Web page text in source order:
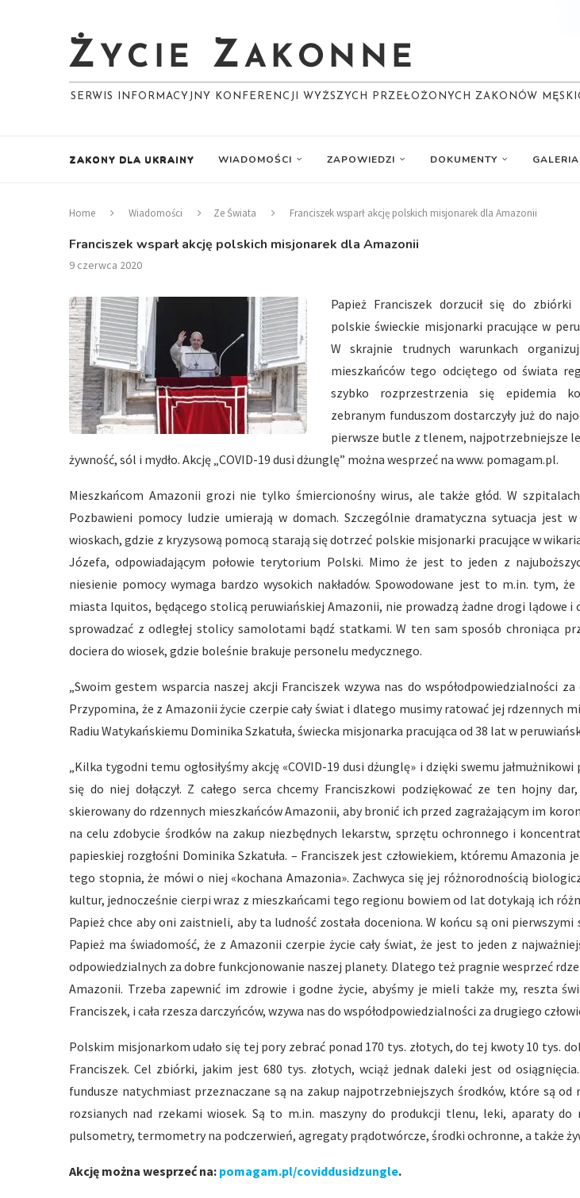
SERWIS INFORMACYJNY KONFERENCJI WYŻSZYCH PRZEŁOŻONYCH ZAKONÓW
ZAKONY DLA UKRAINY WIADOMOŚCI ZAPOWIEDZI DOKUMENTY GALERIA
Home Wiadomości Ze Świata Franciszek wsparł akcję polskich misjonarek dla Amazonii
Franciszek wsparł akcję polskich misjonarek dla Amazonii
9 czerwca 2020
Papież Franciszek dorzucił się do zbiórki
polskie świeckie misjonarki pracujące w
W skrajnie trudnych warunkach
mieszkańców tego odciętego od świata
szybko rozprzestrzenia się epidemia
zebranym funduszom dostarczyły już do
pierwsze butle z tlenem, najpotrzebniejsze
żywność, sól i mydło. Akcję „COVID-19 dusi dżunglę” można wesprzeć na www. pomagam.pl.
Mieszkańcom Amazonii grozi nie tylko śmiercionośny wirus, ale także głód. W
Pozbawieni pomocy ludzie umierają w domach. Szczególnie dramatyczna sytuacja jest
wioskach, gdzie z kryzysową pomocą starają się dotrzeć polskie misjonarki pracujące w
Józefa, odpowiadającym połowie terytorium Polski. Mimo że jest to jeden z
niesienie pomocy wymaga bardzo wysokich nakładów. Spowodowane jest to m.in. tym, że
miasta Iquitos, będącego stolicą peruwiańskiej Amazonii, nie prowadzą żadne drogi lądowe i
sprowadzać z odległej stolicy samolotami bądź statkami. W ten sam sposób chroniąca
dociera do wiosek, gdzie boleśnie brakuje personelu medycznego.
„Swoim gestem wsparcia naszej akcji Franciszek wzywa nas do współodpowiedzialności za
Przypomina, że z Amazonii życie czerpie cały świat i dlatego musimy ratować jej rdzennych
Radiu Watykańskiemu Dominika Szkatuła, świecka misjonarka pracująca od 38 lat w
„Kilka tygodni temu ogłosiłyśmy akcję «COVID-19 dusi dżunglę» i dzięki swemu jałmużnikowi
się do niej dołączył. Z całego serca chcemy Franciszkowi podziękować ze ten hojny
skierowany do rdzennych mieszkańców Amazonii, aby bronić ich przed zagrażającym im
na celu zdobycie środków na zakup niezbędnych lekarstw, sprzętu ochronnego i
papieskiej rozgłośni Dominika Szkatuła. – Franciszek jest człowiekiem, któremu Amazonia
tego stopnia, że mówi o niej «kochana Amazonia». Zachwyca się jej różnorodnością
kultur, jednocześnie cierpi wraz z mieszkańcami tego regionu bowiem od lat dotykają ich
Papież chce aby oni zaistnieli, aby ta ludność została doceniona. W końcu są oni
Papież ma świadomość, że z Amazonii czerpie życie cały świat, że jest to jeden z
odpowiedzialnych za dobre funkcjonowanie naszej planety. Dlatego też pragnie wesprzeć
Amazonii. Trzeba zapewnić im zdrowie i godne życie, abyśmy je mieli także my, reszta
Franciszek, i cała rzesza darczyńców, wzywa nas do współodpowiedzialności za drugiego
Polskim misjonarkom udało się tej pory zebrać ponad 170 tys. złotych, do tej kwoty 10 tys.
Franciszek. Cel zbiórki, jakim jest 680 tys. złotych, wciąż jednak daleki jest od
fundusze natychmiast przeznaczane są na zakup najpotrzebniejszych środków, które są od
rozsianych nad rzekami wiosek. Są to m.in. maszyny do produkcji tlenu, leki, aparaty do
pulsometry, termometry na podczerwień, agregaty prądotwórcze, środki ochronne, a także
Akcję można wesprzeć na: pomagam.pl/coviddusidzungle.